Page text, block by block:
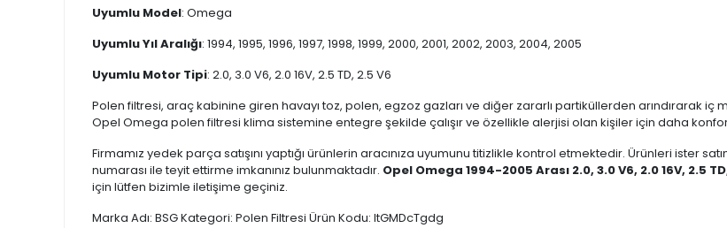
Uyumlu Model: Omega
Uyumlu Yıl Aralığı: 1994, 1995, 1996, 1997, 1998, 1999, 2000, 2001, 2002, 2003, 2004, 2005
Uyumlu Motor Tipi: 2.0, 3.0 V6, 2.0 16V, 2.5 TD, 2.5 V6
Polen filtresi, araç kabinine giren havayı toz, polen, egzoz gazları ve diğer zararlı partiküllerden arındırarak iç
Opel Omega polen filtresi klima sistemine entegre şekilde çalışır ve özellikle alerjisi olan kişiler için daha
Firmamız yedek parça satışını yaptığı ürünlerin aracınıza uyumunu titizlikle kontrol etmektedir. Ürünleri ister
numarası ile teyit ettirme imkanınız bulunmaktadır. Opel Omega 1994-2005 Arası 2.0, 3.0 V6, 2.0 16V, 2.5
için lütfen bizimle iletişime geçiniz.
Marka Adı: BSG Kategori: Polen Filtresi Ürün Kodu: ItGMDcTgdg